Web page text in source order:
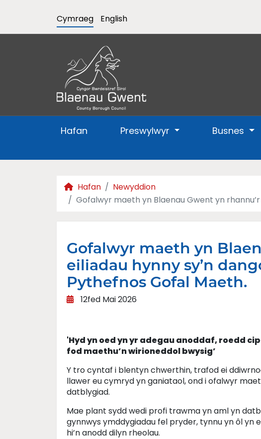
Cymraeg English
Hafan Preswylwyr Busnes
Hafan
Newyddion
Gofalwyr maeth yn Blaenau Gwent yn
Gofalwyr maeth yn
eiliadau hynny sy’n
Pythefnos Gofal Maeth.
12fed Mai 2026
'Hyd yn oed yn yr adegau anoddaf, roedd
fod maethu’n wirioneddol bwysig’
Y tro cyntaf i blentyn chwerthin, trafod ei
llawer eu cymryd yn ganiataol, ond i ofalwyr
datblygiad.
Mae plant sydd wedi profi trawma yn aml yn
gynnwys ymddygiadau fel pryder, tynnu yn ôl yn
hi’n anodd dilyn rheolau.